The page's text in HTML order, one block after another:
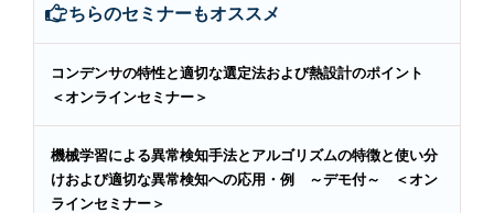
こちらのセミナーもオススメ
コンデンサの特性と適切な選定法および熱設計のポイント
＜オンラインセミナー＞
機械学習による異常検知手法とアルゴリズムの特徴と使い分
けおよび適切な異常検知への応用・例 ～デモ付～ ＜オン
ラインセミナー＞